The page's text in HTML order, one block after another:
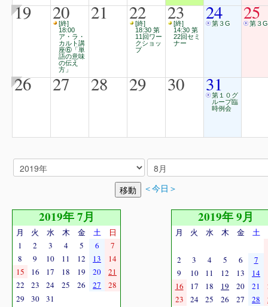
19 20
[終]
18:00
ア・ラ・
カルト講
座⑥「単
語の意味
の伝え
方」
21 22
[終]
18:30 第
11回ワー
クショッ
プ
23
[終]
14:30 第
22回セミ
ナー
24
第３G 25
第３G
26 27 28 29 30 31
第１０グ
ループ臨
時例会
＜今日＞
2019年 7月
月 火 水 木 金 土
日
1
2 3 4 5 6
7
8
9 10 11 12 13
14
15
16 17 18 19 20
21
22
23 24 25 26 27
28
29
30 31
2019年 9月
月 火 水 木 金 土
2 3 4 5 6
7
9
10 11 12 13 14
16
17 18 19 20 21
23
24 25 26 27 28